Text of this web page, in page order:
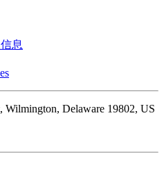
息
Wilmington, Delaware 19802, US